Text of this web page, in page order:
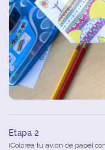
Etapa 2
¡Colorea tu avión de papel